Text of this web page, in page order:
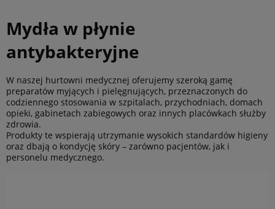
Mydła w płynie
antybakteryjne
W naszej hurtowni medycznej oferujemy szeroką gamę
preparatów myjących i pielęgnujących, przeznaczonych do
codziennego stosowania w szpitalach, przychodniach, domach
opieki, gabinetach zabiegowych oraz innych placówkach służby
zdrowia.
Produkty te wspierają utrzymanie wysokich standardów higieny
oraz dbają o kondycję skóry – zarówno pacjentów, jak i
personelu medycznego.